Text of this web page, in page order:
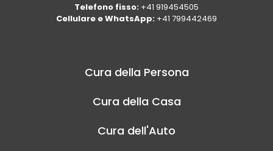
Telefono fisso: +41 919454505
Cellulare e WhatsApp: +41 799442469
Cura della Persona
Cura della Casa
Cura dell'Auto